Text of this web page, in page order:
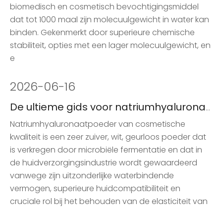
biomedisch en cosmetisch bevochtigingsmiddel
dat tot 1000 maal zijn molecuulgewicht in water kan
binden. Gekenmerkt door superieure chemische
stabiliteit, opties met een lager molecuulgewicht, en
e
2026-06-16
De ultieme gids voor natriumhyaluronaatpoeder van cosmetische kwaliteit voor huidverzorging
Natriumhyaluronaatpoeder van cosmetische
kwaliteit is een zeer zuiver, wit, geurloos poeder dat
is verkregen door microbiële fermentatie en dat in
de huidverzorgingsindustrie wordt gewaardeerd
vanwege zijn uitzonderlijke waterbindende
vermogen, superieure huidcompatibiliteit en
cruciale rol bij het behouden van de elasticiteit van